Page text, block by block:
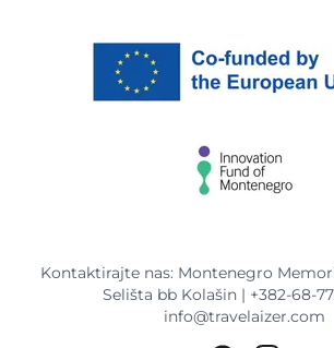
Kontaktirajte nas: Montenegro
Selišta bb Kolašin | +382-68-
info@travelaizer.com